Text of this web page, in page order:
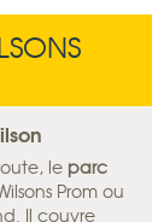
le parc
Prom ou
Il couvre